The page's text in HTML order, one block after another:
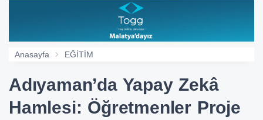
Anasayfa EĞİTİM
Adıyaman’da Yapay Zekâ
Hamlesi: Öğretmenler Proje